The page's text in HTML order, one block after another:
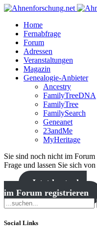
Home
Fernabfrage
Forum
Adressen
Veranstaltungen
Magazin
Genealogie-Anbieter
Ancestry
FamilyTreeDNA
FamilyTree
FamilySearch
Geneanet
23andMe
MyHeritage
Sie sind noch nicht im
Frage und lassen Sie sich
Jetzt kostenlos
im Forum registrieren
Social Links